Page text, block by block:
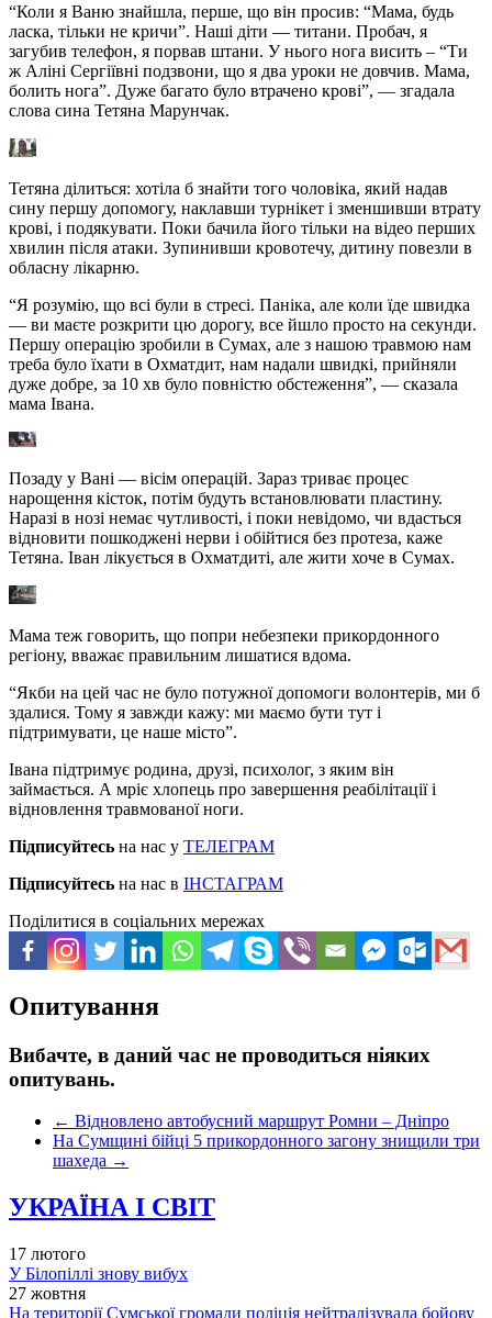
“Коли я Ваню знайшла, перше, що він просив: “Мама, будь
ласка, тільки не кричи”. Наші діти — титани. Пробач, я
загубив телефон, я порвав штани. У нього нога висить – “Ти
ж Аліні Сергіївні подзвони, що я два уроки не довчив. Мама,
болить нога”. Дуже багато було втрачено крові”, — згадала
слова сина Тетяна Марунчак.
Тетяна ділиться: хотіла б знайти того чоловіка, який надав
сину першу допомогу, наклавши турнікет і зменшивши втрату
крові, і подякувати. Поки бачила його тільки на відео перших
хвилин після атаки. Зупинивши кровотечу, дитину повезли в
обласну лікарню.
“Я розумію, що всі були в стресі. Паніка, але коли їде швидка
— ви маєте розкрити цю дорогу, все йшло просто на секунди.
Першу операцію зробили в Сумах, але з нашою травмою нам
треба було їхати в Охматдит, нам надали швидкі, прийняли
дуже добре, за 10 хв було повністю обстеження”, — сказала
мама Івана.
Позаду у Вані — вісім операцій. Зараз триває процес
нарощення кісток, потім будуть встановлювати пластину.
Наразі в нозі немає чутливості, і поки невідомо, чи вдасться
відновити пошкоджені нерви і обійтися без протеза, каже
Тетяна. Іван лікується в Охматдиті, але жити хоче в Сумах.
Мама теж говорить, що попри небезпеки прикордонного
регіону, вважає правильним лишатися вдома.
“Якби на цей час не було потужної допомоги волонтерів, ми б
здалися. Тому я завжди кажу: ми маємо бути тут і
підтримувати, це наше місто”.
Івана підтримує родина, друзі, психолог, з яким він
займається. А мріє хлопець про завершення реабілітації і
відновлення травмованої ноги.
Підписуйтесь на нас у ТЕЛЕГРАМ
Підписуйтесь на нас в ІНСТАГРАМ
Поділитися в соціальних мережах
Опитування
Вибачте, в даний час не проводиться ніяких
опитувань.
← Відновлено автобусний маршрут Ромни – Дніпро
На Сумщині бійці 5 прикордонного загону знищили три
шахеда →
УКРАЇНА І СВІТ
17 лютого
У Білопіллі знову вибух
27 жовтня
На території Сумської громади поліція нейтралізувала бойову